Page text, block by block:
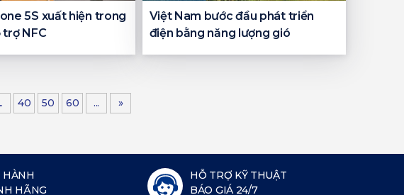
5S xuất hiện trong
trợ NFC
Việt Nam bước đầu phát triển
điện bằng năng lượng gió
40 50 60 ... »
HÀNH
HÃNG
HỖ TRỢ KỸ THUẬT
BÁO GIÁ 24/7